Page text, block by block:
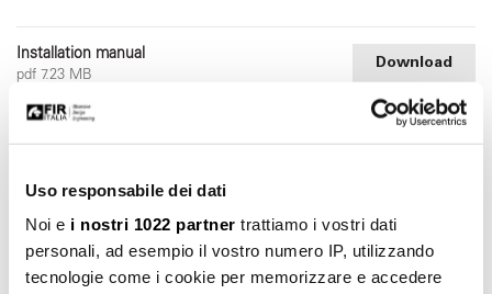
Uso responsabile dei dati
Noi e i nostri 1022 partner trattiamo i vostri dati
personali, ad esempio il vostro numero IP, utilizzando
tecnologie come i cookie per memorizzare e accedere
Installation manual
pdf 7.23 MB
Download